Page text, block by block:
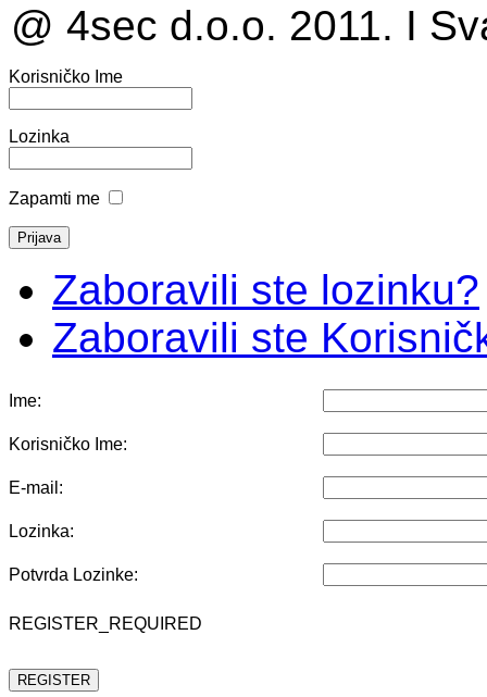
@ 4sec d.o.o. 2011. I
Korisničko Ime
Lozinka
Zapamti me
Zaboravili ste lozinku?
Zaboravili ste
Ime:
Korisničko Ime:
E-mail:
Lozinka:
Potvrda Lozinke:
REGISTER_REQUIRED
REGISTER